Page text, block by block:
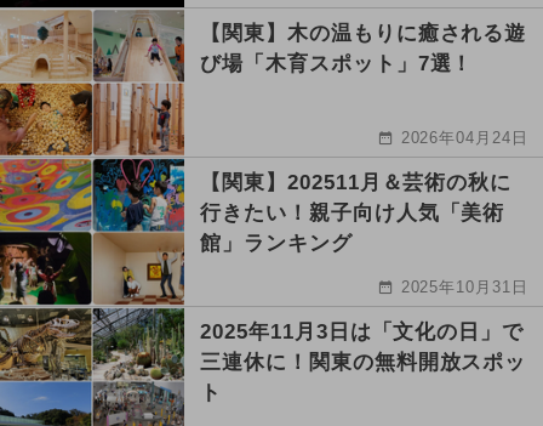
【関東】木の温もりに癒される遊
び場「木育スポット」7選！
2026年04月24日
【関東】202511月＆芸術の秋に
行きたい！親子向け人気「美術
館」ランキング
2025年10月31日
2025年11月3日は「文化の日」で
三連休に！関東の無料開放スポッ
ト